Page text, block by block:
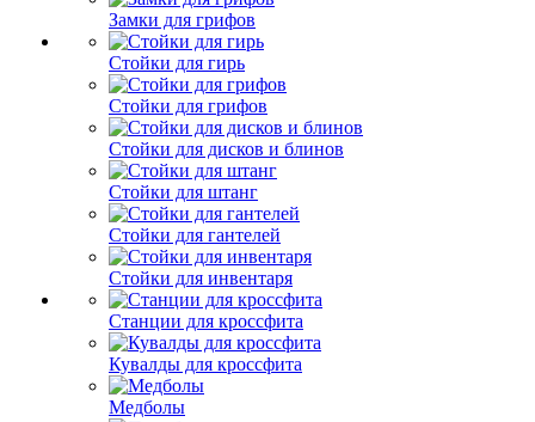
Замки для грифов
Стойки для гирь
Стойки для грифов
Стойки для дисков и блинов
Стойки для штанг
Стойки для гантелей
Стойки для инвентаря
Станции для кроссфита
Кувалды для кроссфита
Медболы